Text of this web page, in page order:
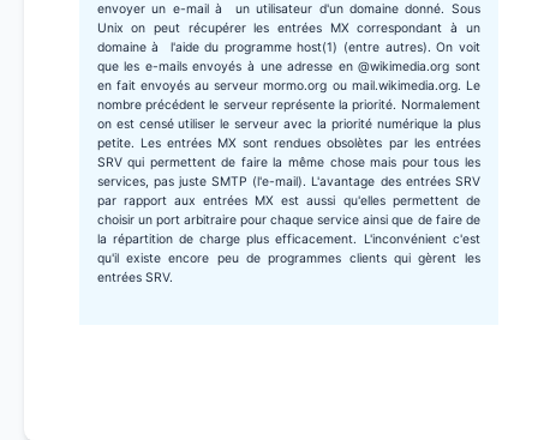
envoyer un e-mail à un utilisateur d'un domaine donné. Sous
Unix on peut récupérer les entrées MX correspondant à un
domaine à l'aide du programme host(1) (entre autres). On voit
que les e-mails envoyés à une adresse en @wikimedia.org sont
en fait envoyés au serveur mormo.org ou mail.wikimedia.org. Le
nombre précédent le serveur représente la priorité. Normalement
on est censé utiliser le serveur avec la priorité numérique la plus
petite. Les entrées MX sont rendues obsolètes par les entrées
SRV qui permettent de faire la même chose mais pour tous les
services, pas juste SMTP (l'e-mail). L'avantage des entrées SRV
par rapport aux entrées MX est aussi qu'elles permettent de
choisir un port arbitraire pour chaque service ainsi que de faire de
la répartition de charge plus efficacement. L'inconvénient c'est
qu'il existe encore peu de programmes clients qui gèrent les
entrées SRV.